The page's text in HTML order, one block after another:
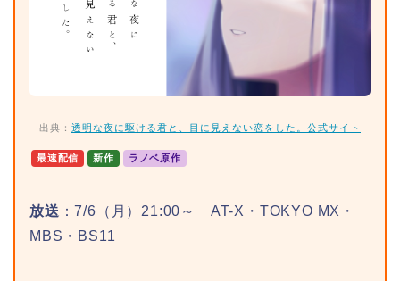
出典： 透明な夜に駆ける君と、目に見えない恋をした。公式サイト
最速配信 新作 ラノベ原作
放送 ：7/6（月）21:00～ AT-X・TOKYO MX・
MBS・BS11